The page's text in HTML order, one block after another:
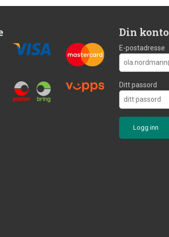
Din konto
E-postadresse
Ditt passord